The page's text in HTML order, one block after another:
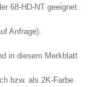
68-HD-NT geeignet.
Anfrage).
in diesem Merkblatt
bzw. als 2K-Farbe